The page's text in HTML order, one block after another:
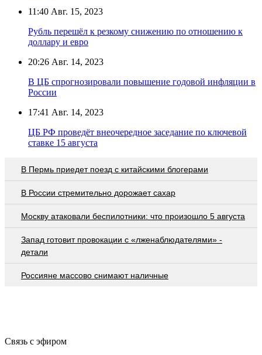
11:40 Авг. 15, 2023
Рубль перешёл к резкому снижению по отношению к
доллару и евро
20:26 Авг. 14, 2023
В ЦБ спрогнозировали повышение годовой инфляции в
России
17:41 Авг. 14, 2023
ЦБ РФ проведёт внеочередное заседание по ключевой
ставке 15 августа
В Пермь приедет поезд с китайскими блогерами
В России стремительно дорожает сахар
Москву атаковали беспилотники: что произошло 5 августа
Запад готовит провокации с «лженаблюдателями» -
детали
Россияне массово снимают наличные
Связь с эфиром